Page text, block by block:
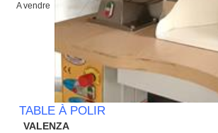
A vendre
TABLE À POLIR
VALENZA